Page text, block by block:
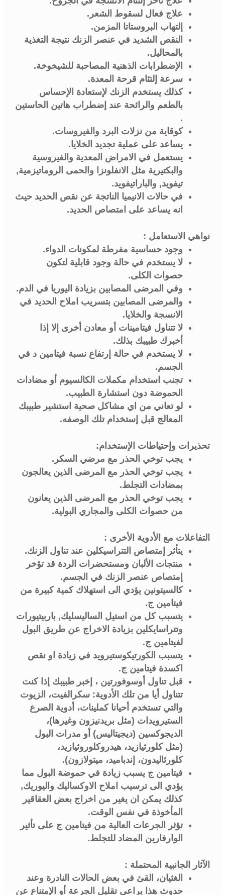
علاج فعال لسقوط الشعر.
إلتهاب البروستاتا المزمن.
النقص الشديد في عنصر الزنك نتيجة التغذية
بالمحاليل.
الإضطرابات الذهنية المصاحبة للشيخوخة.
سرعة إلتئام قرحة المعدة.
كذلك يستخدم الزنك لإستعادة الإحساس
بالطعم والرائحة عند إضطراب هاتين الحاستين
.
كوقاية من نزلات البرد والفيروسات.
يساعد على عملية تجديد الخلايا.
يستعمل في الامراض المعدية والفيروسية
والبكتيرية مثل الانفلونزا والحمى الروماتيزمية,
تيفويد, والباراتيفويد.
في حالات الانيميا الناتجة عن نقص الحديد حيث
انه يساعد على امتصاص الحديد.
نواهي الاستعامل :
وجود حساسية مفرطة لمكونات الدواء.
لا يستخدم في حالة وجود قابلية لتكون
حصوات الكلى.
وفي المرضى المصابين بزيادة اليوريا في الدم.
والمرضى المصابين بتسريب املاح الحديد في
الانسجة والخلايا.
لا تتناول فيتامينات أو معادن أخرى إلا إذا
أخبرك طبيبك بذلك.
لا يستخدم في حالة إرتفاع نسبة فيتامين د في
الجسم.
تجنب استخدام مكملات الكالسيوم أو مضادات
الحموضة دون استشارة الطبيب.
لو تعاني من اي مشاكل صحية استشير طبيبك
المعالج قبل إستخدام تلك الوصفه.
تحذيرات وإحتياطات الإستخدام:
يجب توخي الحذر مع مرضي السكر.
يجب توخي الحذر مع المرضى الذين يعالجون
بمضادات التجلط.
يجب توخي الحذر مع المرضى الذين يعانون
من حصوات الكلى والمجاري البولية.
التفاعلات مع الأدوية الأخرى :
يتأثر إمتصاص التتراسيكلين عند تناول الزنك.
منتجات الألبان ومستحضرات الردة قد تؤخر
إمتصاص عنصر الزنك في الجسم.
كالسيتونين يؤدي الى استهلاك كمية كبيرة من
فيتامين ج.
يتسبب كل من استيل الساليسليك, باربيتيورات
وتتراسايكلين بزيادة الاخراج عن طريق البول
لفيتامين ج.
يتسبب الكورتيكوستيرويد في زيادة او نقص
اكسدة فيتامين ج.
قبل تناول أوسوفورتين ، إخبر طبيبك إذا كنت
تتناول أيا من تلك الأدوية: سكرالفيت، الزيوت
والتي تستخدم أحيانا كملينات، أدوية الصرع
الستيرويدات (مثل بريدنيزون وغيرها)،
الديجوكسين (ديجيتاليس) أو مدرات البول
(مثل كلورثيازيد، هيدروكلوروثيازيد،
کلورئاليدون، إندباميد، ميتولازون).
فيتامين ج يسبب زيادة في حموضة البول مما
يؤدي الى ترسيب املاح الاوكساليك واليوريك,
كذلك يمكن ان يغير من اخراج بعض العقاقير
المأخوذة في نفس الوقت.
تؤثر الجرعات العالية من فيتامين ج على تأثير
الوارفارين المضاد للتجلط.
الآثار الجانبية المحتملة :
الغثيان، القئ في بعض الحالات النادرة وعند
حدوث هذا يراعي تقليل الجرعة أو الإمتناع عن